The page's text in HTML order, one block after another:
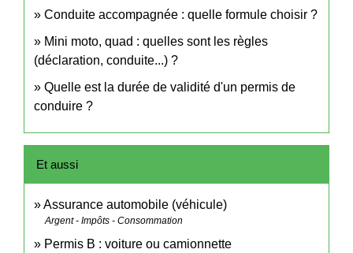
Conduite accompagnée : quelle formule choisir ?
Mini moto, quad : quelles sont les règles
(déclaration, conduite...) ?
Quelle est la durée de validité d'un permis de
conduire ?
Et aussi
Assurance automobile (véhicule)
Argent - Impôts - Consommation
Permis B : voiture ou camionnette